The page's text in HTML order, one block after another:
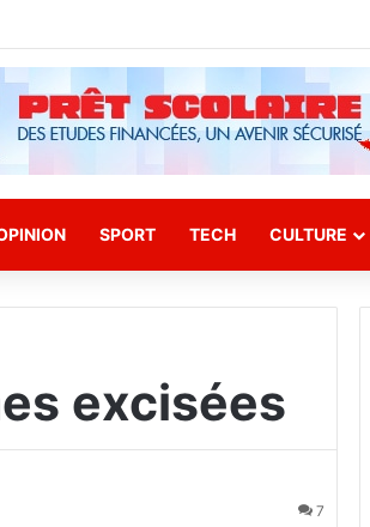
SPORT TECH CULTURE
excisées
7